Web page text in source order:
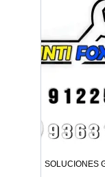
SOLUCIONES